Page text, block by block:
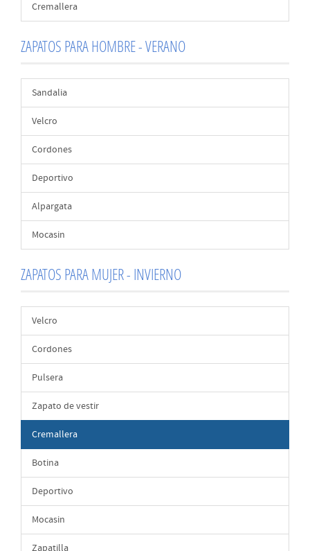
Cremallera
ZAPATOS PARA HOMBRE - VERANO
Sandalia
Velcro
Cordones
Deportivo
Alpargata
Mocasin
ZAPATOS PARA MUJER - INVIERNO
Velcro
Cordones
Pulsera
Zapato de vestir
Cremallera
Botina
Deportivo
Mocasin
Zapatilla